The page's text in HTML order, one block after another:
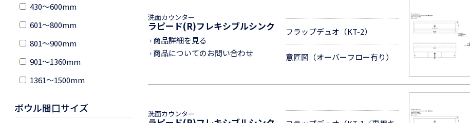
430～600mm
601～800mm
801～900mm
901～1360mm
1361～1500mm
ボウル間口サイズ
洗面カウンター
ラピード(R)フレキシブルシンク
keyboard_arrow_right 商品詳細を見る
keyboard_arrow_right 商品についてのお問い合わせ
フラップデュオ（KT-2）
意匠図（オーバーフロー有り）
洗面カウンター